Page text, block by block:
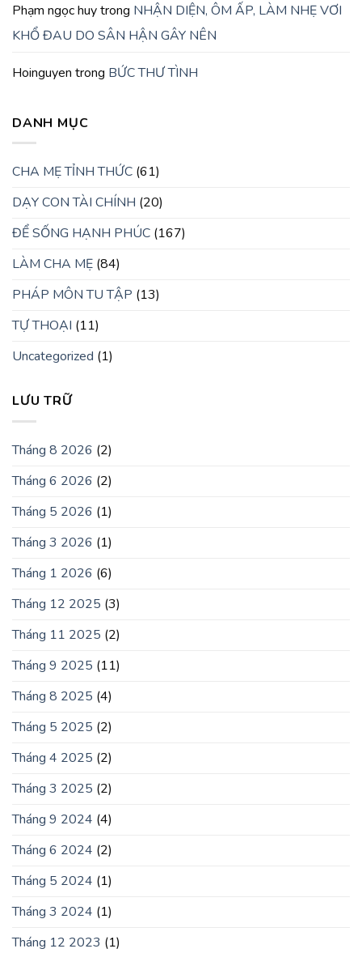
Phạm ngọc huytrong NHẬN DIỆN, ÔM ẤP, LÀM NHẸ VƠI
KHỔ ĐAU DO SÂN HẬN GÂY NÊN
Hoinguyen trong BỨC THƯ TÌNH
DANH MỤC
CHA MẸ TỈNH THỨC (61)
DẠY CON TÀI CHÍNH (20)
ĐỂ SỐNG HẠNH PHÚC (167)
LÀM CHA MẸ (84)
PHÁP MÔN TU TẬP (13)
TỰ THOẠI (11)
Uncategorized (1)
LƯU TRỮ
Tháng 8 2026 (2)
Tháng 6 2026 (2)
Tháng 5 2026 (1)
Tháng 3 2026 (1)
Tháng 1 2026 (6)
Tháng 12 2025 (3)
Tháng 11 2025 (2)
Tháng 9 2025 (11)
Tháng 8 2025 (4)
Tháng 5 2025 (2)
Tháng 4 2025 (2)
Tháng 3 2025 (2)
Tháng 9 2024 (4)
Tháng 6 2024 (2)
Tháng 5 2024 (1)
Tháng 3 2024 (1)
Tháng 12 2023 (1)